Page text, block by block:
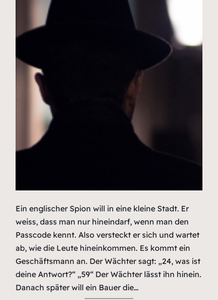
Ein englischer Spion will in eine kleine Stadt. Er
weiss, dass man nur hineindarf, wenn man den
Passcode kennt. Also versteckt er sich und wartet
ab, wie die Leute hineinkommen. Es kommt ein
Geschäftsmann an. Der Wächter sagt: „24, was ist
deine Antwort?“ „59“ Der Wächter lässt ihn hinein.
Danach später will ein Bauer die…